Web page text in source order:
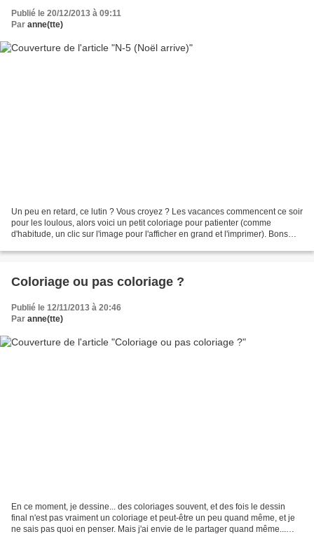
Publié le 20/12/2013 à 09:11
Par anne(tte)
Un peu en retard, ce lutin ? Vous croyez ? Les vacances commencent ce soir
pour les loulous, alors voici un petit coloriage pour patienter (comme
d'habitude, un clic sur l'image pour l'afficher en grand et l'imprimer). Bons
Coloriage ou pas coloriage ?
Publié le 12/11/2013 à 20:46
Par anne(tte)
En ce moment, je dessine... des coloriages souvent, et des fois le dessin
final n'est pas vraiment un coloriage et peut-être un peu quand même, et je
ne sais pas quoi en penser. Mais j'ai envie de le partager quand même...